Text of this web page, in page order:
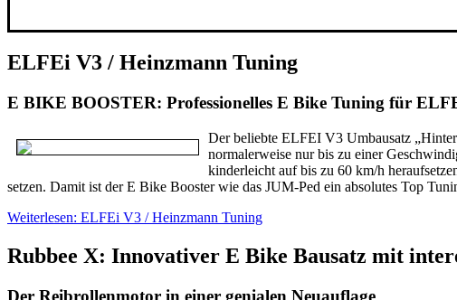
ELFEi V3 / Heinzmann Tuning
E BIKE BOOSTER: Professionelles E Bike Tuning für
Der beliebte ELFEI V3 Umbausatz
normalerweise nur bis zu einer
kinderleicht auf bis zu 60 km/h
setzen. Damit ist der E Bike Booster wie das JUM-Ped ein absolutes Top
Weiterlesen: ELFEi V3 / Heinzmann Tuning
Rubbee X: Innovativer E Bike Bausatz mit
Der Reibrollenmotor in einer genialen Neuauflage